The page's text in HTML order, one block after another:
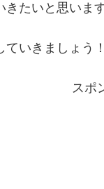
たいと思います
いきましょう！
スポ